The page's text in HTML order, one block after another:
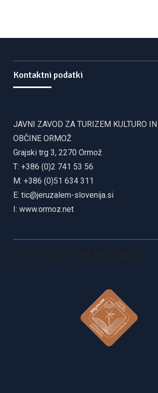
Kontaktni podatki
JAVNI ZAVOD ZA TURIZEM KULTURO
OBČINE ORMOŽ
Grajski trg 3, 2270 Ormož
T: +386 (0)2 741 53 56
M: +386 (0)51 634 311
E:tic@jeruzalem-slovenija.si
I:www.ormoz.net